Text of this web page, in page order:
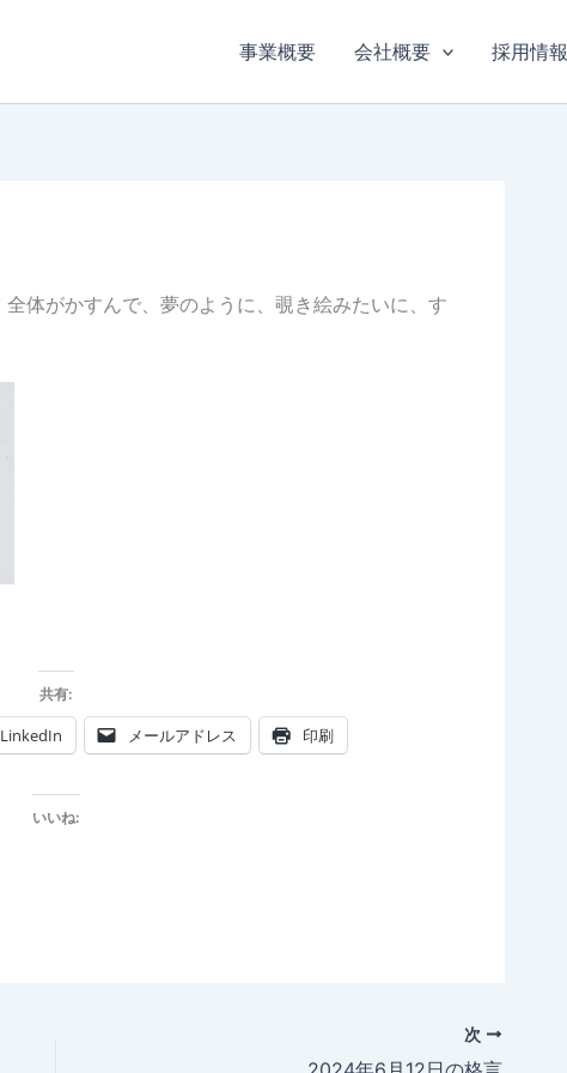
事業概要 会社概要 採用情報
体がかすんで、夢のように、覗き絵みたいに、す
共有:
LinkedIn メールアドレス 印刷
いいね:
次